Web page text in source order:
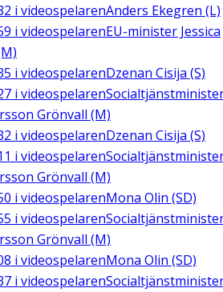
i videospelarenAnders Ekegren (L)
i videospelarenEU-minister Jessica
i videospelarenDzenan Cisija (S)
i videospelaren
Grönvall (M)
i videospelarenDzenan Cisija (S)
i videospelaren
Grönvall (M)
i videospelarenMona Olin (SD)
i videospelaren
Grönvall (M)
i videospelarenMona Olin (SD)
i videospelaren